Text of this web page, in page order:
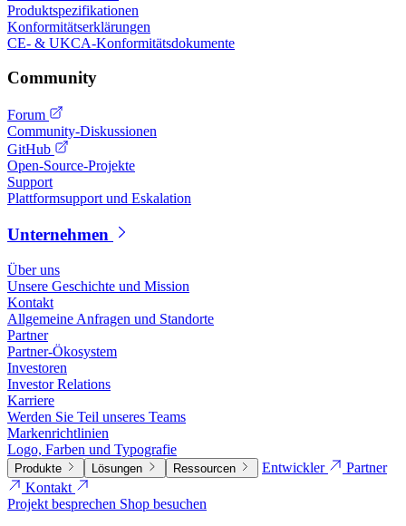
Produktspezifikationen
Konformitätserklärungen
CE- & UKCA-Konformitätsdokumente
Community
Forum
Community-Diskussionen
GitHub
Open-Source-Projekte
Support
Plattformsupport und Eskalation
Unternehmen
Über uns
Unsere Geschichte und Mission
Kontakt
Allgemeine Anfragen und Standorte
Partner
Partner-Ökosystem
Investoren
Investor Relations
Karriere
Werden Sie Teil unseres Teams
Markenrichtlinien
Logo, Farben und Typografie
Produkte Lösungen Ressourcen Entwickler
Partner
Kontakt
Projekt besprechen Shop besuchen